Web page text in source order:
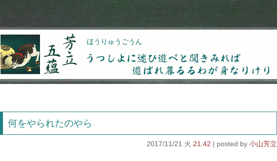
芳立五蘊 ほうりゅうごうん
うつしよに迷ひ遊べと聞きみれば遊ばれ暮るるわが
何をやられたのやら
2017/11/21 火 21:42 小山芳立